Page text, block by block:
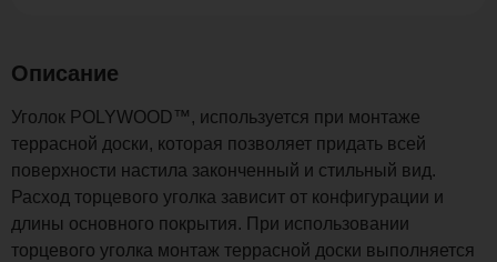
Описание
Уголок POLYWOOD™, используется при монтаже
террасной доски, которая позволяет придать всей
поверхности настила законченный и стильный вид.
Расход торцевого уголка зависит от конфигурации и
длины основного покрытия. При использовании
торцевого уголка монтаж террасной доски выполняется